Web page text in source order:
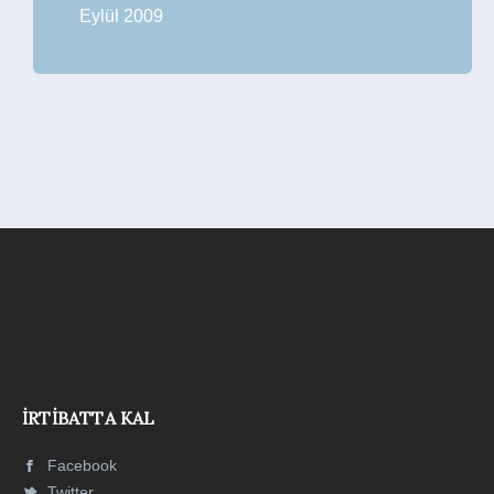
Eylül 2009
İRTIBATTA KAL
Facebook